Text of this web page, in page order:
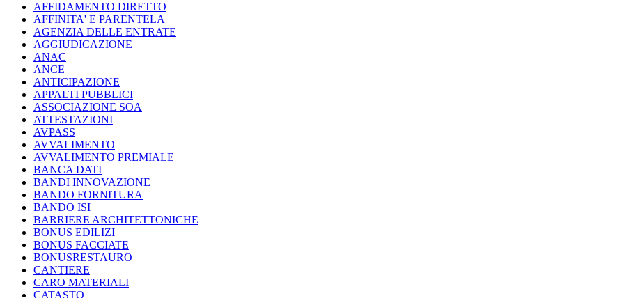
AFFIDAMENTO DIRETTO
AFFINITA' E PARENTELA
AGENZIA DELLE ENTRATE
AGGIUDICAZIONE
ANAC
ANCE
ANTICIPAZIONE
APPALTI PUBBLICI
ASSOCIAZIONE SOA
ATTESTAZIONI
AVPASS
AVVALIMENTO
AVVALIMENTO PREMIALE
BANCA DATI
BANDI INNOVAZIONE
BANDO FORNITURA
BANDO ISI
BARRIERE ARCHITETTONICHE
BONUS EDILIZI
BONUS FACCIATE
BONUSRESTAURO
CANTIERE
CARO MATERIALI
CATASTO